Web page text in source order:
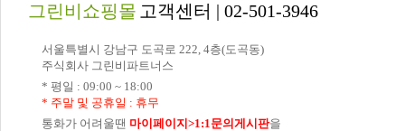
그린비쇼핑몰 고객센터 | 02-501-3946
서울특별시 강남구 도곡로 222, 4층(도곡동)
주식회사 그린비파트너스
* 평일 : 09:00 ~ 18:00
* 주말 및 공휴일 : 휴무
통화가 어려울땐 마이페이지>1:1문의게시판을